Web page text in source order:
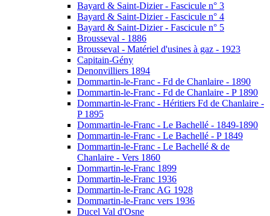
Bayard & Saint-Dizier - Fascicule n° 3
Bayard & Saint-Dizier - Fascicule n° 4
Bayard & Saint-Dizier - Fascicule n° 5
Brousseval - 1886
Brousseval - Matériel d'usines à gaz - 1923
Capitain-Gény
Denonvilliers 1894
Dommartin-le-Franc - Fd de Chanlaire - 1890
Dommartin-le-Franc - Fd de Chanlaire - P 1890
Dommartin-le-Franc - Héritiers Fd de Chanlaire -
P 1895
Dommartin-le-Franc - Le Bachellé - 1849-1890
Dommartin-le-Franc - Le Bachellé - P 1849
Dommartin-le-Franc - Le Bachellé & de
Chanlaire - Vers 1860
Dommartin-le-Franc 1899
Dommartin-le-Franc 1936
Dommartin-le-Franc AG 1928
Dommartin-le-Franc vers 1936
Ducel Val d'Osne